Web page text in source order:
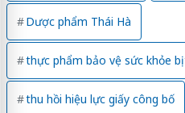
Dược phẩm Thái Hà
thực phẩm bảo vệ sức khỏe bị
thu hồi hiệu lực giấy công bố